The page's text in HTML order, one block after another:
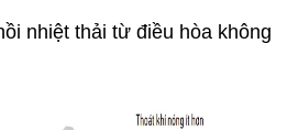
nhiệt thải từ điều hòa không